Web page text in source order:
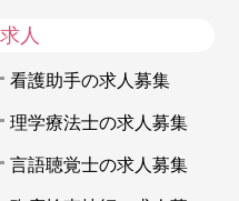
人
看護助手の求人募集
理学療法士の求人募集
言語聴覚士の求人募集